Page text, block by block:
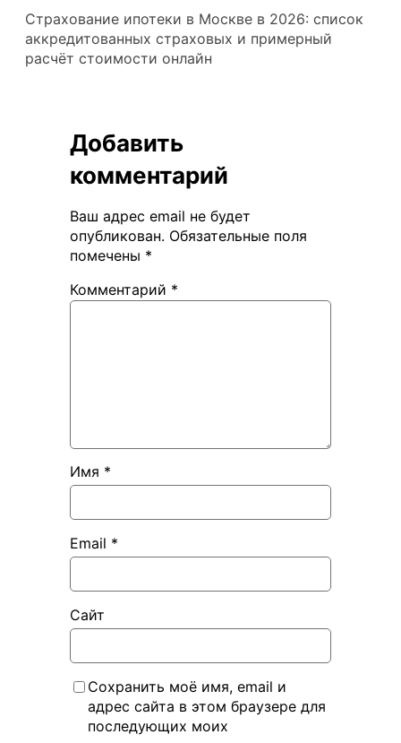
Страхование ипотеки в Москве в 2026: список
аккредитованных страховых и примерный
расчёт стоимости онлайн
Добавить
комментарий
Ваш адрес email не будет
опубликован. Обязательные поля
помечены *
Комментарий *
Имя *
Email *
Сайт
Сохранить моё имя, email и
адрес сайта в этом браузере для
последующих моих